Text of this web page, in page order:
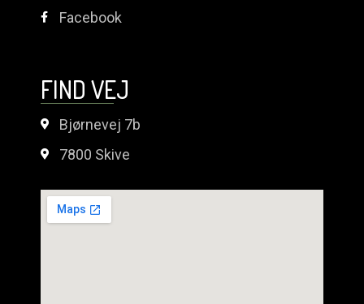
Facebook
FIND VEJ
Bjørnevej 7b
7800 Skive